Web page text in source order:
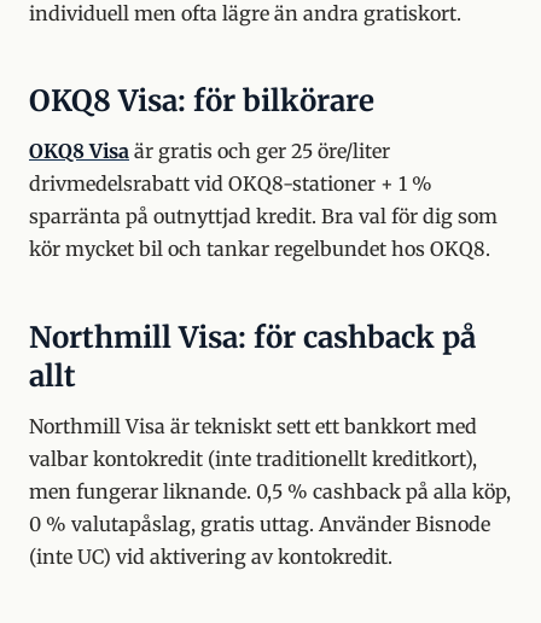
individuell men ofta lägre än andra gratiskort.
OKQ8 Visa: för bilkörare
OKQ8 Visa är gratis och ger 25 öre/liter
drivmedelsrabatt vid OKQ8-stationer + 1 %
sparränta på outnyttjad kredit. Bra val för dig som
kör mycket bil och tankar regelbundet hos OKQ8.
Northmill Visa: för cashback på
allt
Northmill Visa är tekniskt sett ett bankkort med
valbar kontokredit (inte traditionellt kreditkort),
men fungerar liknande. 0,5 % cashback på alla köp,
0 % valutapåslag, gratis uttag. Använder Bisnode
(inte UC) vid aktivering av kontokredit.